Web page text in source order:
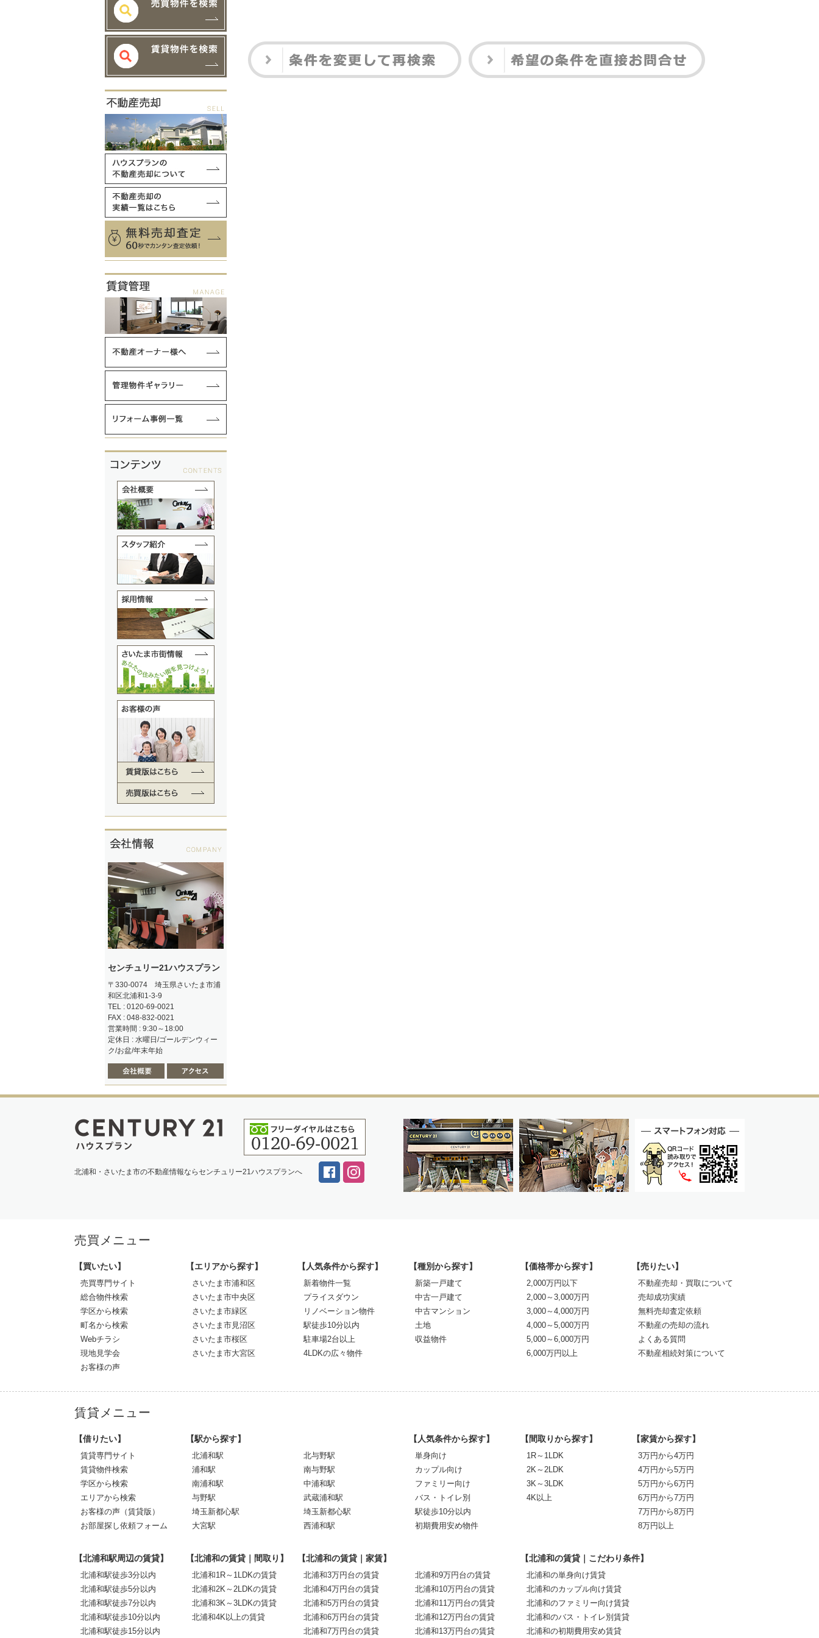
センチュリー21ハウスプラン
〒330-0074 埼玉県さいたま市浦
和区北浦和1-3-9
TEL : 0120-69-0021
FAX : 048-832-0021
営業時間 : 9:30～18:00
定休日 : 水曜日/ゴールデンウィー
ク/お盆/年末年始
北浦和・さいたま市の不動産情報ならセンチュリー21ハウスプランへ
売買メニュー
【買いたい】
売買専門サイト
総合物件検索
学区から検索
町名から検索
Webチラシ
現地見学会
お客様の声
【エリアから探す】
さいたま市浦和区
さいたま市中央区
さいたま市緑区
さいたま市見沼区
さいたま市桜区
さいたま市大宮区
【人気条件から探す】
新着物件一覧
プライスダウン
リノベーション物件
駅徒歩10分以内
駐車場2台以上
4LDKの広々物件
【種別から探す】
新築一戸建て
中古一戸建て
中古マンション
土地
収益物件
【価格帯から探す】
2,000万円以下
2,000～3,000万円
3,000～4,000万円
4,000～5,000万円
5,000～6,000万円
6,000万円以上
【売りたい】
不動産売却・買取について
売却成功実績
無料売却査定依頼
不動産の売却の流れ
よくある質問
不動産相続対策について
賃貸メニュー
【借りたい】
賃貸専門サイト
賃貸物件検索
学区から検索
エリアから検索
お客様の声（賃貸版）
お部屋探し依頼フォーム
【駅から探す】
北浦和駅
浦和駅
南浦和駅
与野駅
埼玉新都心駅
大宮駅
北与野駅
南与野駅
中浦和駅
武蔵浦和駅
埼玉新都心駅
西浦和駅
【人気条件から探す】
単身向け
カップル向け
ファミリー向け
バス・トイレ別
駅徒歩10分以内
初期費用安め物件
【間取りから探す】
1R～1LDK
2K～2LDK
3K～3LDK
4K以上
【家賃から探す】
3万円から4万円
4万円から5万円
5万円から6万円
6万円から7万円
7万円から8万円
8万円以上
【北浦和駅周辺の賃貸】
北浦和駅徒歩3分以内
北浦和駅徒歩5分以内
北浦和駅徒歩7分以内
北浦和駅徒歩10分以内
北浦和駅徒歩15分以内
【北浦和の賃貸｜間取り】
北浦和1R～1LDKの賃貸
北浦和2K～2LDKの賃貸
北浦和3K～3LDKの賃貸
北浦和4K以上の賃貸
【北浦和の賃貸｜家賃】
北浦和3万円台の賃貸
北浦和4万円台の賃貸
北浦和5万円台の賃貸
北浦和6万円台の賃貸
北浦和7万円台の賃貸
北浦和9万円台の賃貸
北浦和10万円台の賃貸
北浦和11万円台の賃貸
北浦和12万円台の賃貸
北浦和13万円台の賃貸
【北浦和の賃貸｜こだわり条件】
北浦和の単身向け賃貸
北浦和のカップル向け賃貸
北浦和のファミリー向け賃貸
北浦和のバス・トイレ別賃貸
北浦和の初期費用安め賃貸